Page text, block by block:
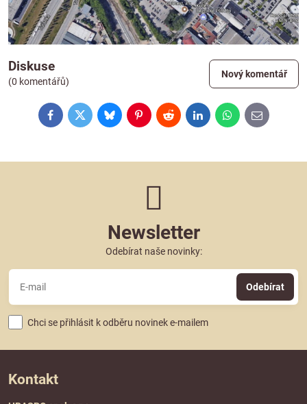
Diskuse
(0 komentářů)
Nový komentář
FacebookTwitterBlueskyPinterestRedditLinkedInWhatsApp
E-
mail
Newsletter
Odebírat naše novinky:
Odebírat
Chci se přihlásit k odběru novinek e-mailem
Kontakt